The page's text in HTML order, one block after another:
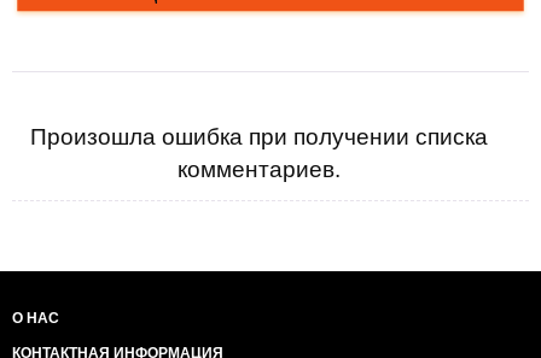
Произошла ошибка при получении списка
комментариев.
О НАС
КОНТАКТНАЯ ИНФОРМАЦИЯ